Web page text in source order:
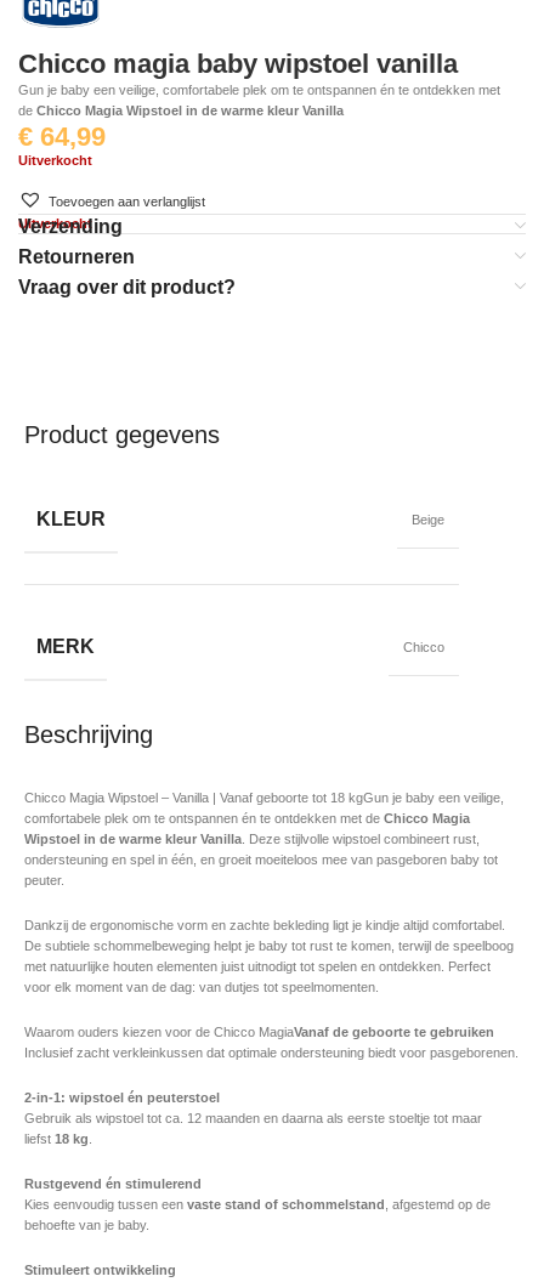
Chicco magia baby wipstoel vanilla
Gun je baby een veilige, comfortabele plek om te ontspannen én te ontdekken met
de Chicco Magia Wipstoel in de warme kleur Vanilla
€ 64,99
Uitverkocht
Toevoegen aan verlanglijst
Uitverkocht
Verzending
Retourneren
Vraag over dit product?
Product gegevens
KLEUR Beige
MERK Chicco
Beschrijving
Chicco Magia Wipstoel – Vanilla | Vanaf geboorte tot 18 kgGun je baby een veilige,
comfortabele plek om te ontspannen én te ontdekken met de Chicco Magia
Wipstoel in de warme kleur Vanilla . Deze stijlvolle wipstoel combineert rust,
ondersteuning en spel in één, en groeit moeiteloos mee van pasgeboren baby tot
peuter.
Dankzij de ergonomische vorm en zachte bekleding ligt je kindje altijd comfortabel.
De subtiele schommelbeweging helpt je baby tot rust te komen, terwijl de speelboog
met natuurlijke houten elementen juist uitnodigt tot spelen en ontdekken. Perfect
voor elk moment van de dag: van dutjes tot speelmomenten.
Waarom ouders kiezen voor de Chicco MagiaVanaf de geboorte te gebruiken
Inclusief zacht verkleinkussen dat optimale ondersteuning biedt voor pasgeborenen.
2-in-1: wipstoel én peuterstoel
Gebruik als wipstoel tot ca. 12 maanden en daarna als eerste stoeltje tot maar
liefst 18 kg
Rustgevend én stimulerend
Kies eenvoudig tussen een vaste stand of schommelstand , afgestemd op de
behoefte van je baby.
Stimuleert ontwikkeling